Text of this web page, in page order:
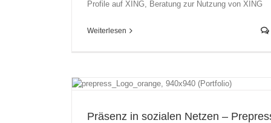
Profile auf XING, Beratung zur Nutzung von XING
Weiterlesen
Präsenz in sozialen Netzen –